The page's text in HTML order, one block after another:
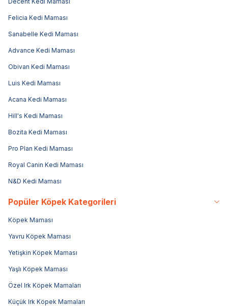
Felicia Kedi Maması
Sanabelle Kedi Maması
Advance Kedi Maması
Obivan Kedi Maması
Luis Kedi Maması
Acana Kedi Maması
Hill's Kedi Maması
Bozita Kedi Maması
Pro Plan Kedi Maması
Royal Canin Kedi Maması
N&D Kedi Maması
Popüler Köpek Kategorileri
Köpek Maması
Yavru Köpek Maması
Yetişkin Köpek Maması
Yaşlı Köpek Maması
Özel Irk Köpek Mamaları
Küçük Irk Köpek Mamaları